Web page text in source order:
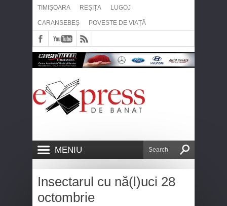
TIMIȘOARA REȘIȚA LUGOJ
CARANSEBEȘ POVESTE DE VIAȚĂ
MENIU
Insectarul cu nă(l)uci 28
octombrie